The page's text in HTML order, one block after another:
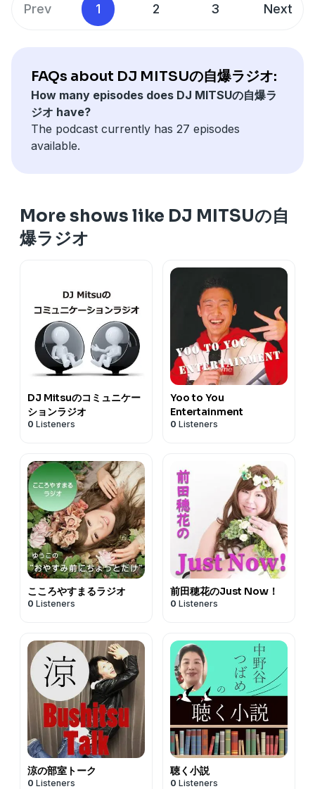
Prev 1 2 3 Next
FAQs about DJ MITSUの自爆ラジオ:
How many episodes does DJ MITSUの自爆ラ
ジオ have?
The podcast currently has 27 episodes
available.
More shows like DJ MITSUの自
爆ラジオ
DJ Mitsuのコミュニケー
ションラジオ
0 Listeners
Yoo to You
Entertainment
0 Listeners
こころやすまるラジオ
0 Listeners
前田穂花のJust Now！
0 Listeners
涼の部室トーク
0 Listeners
聴く小説
0 Listeners